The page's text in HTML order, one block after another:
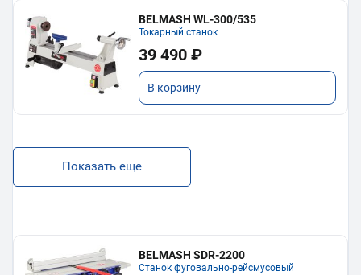
BELMASH WL-300/535
Токарный станок
39 490 ₽
В корзину
Показать еще
BELMASH SDR-2200
Станок фуговально-рейсмусовый